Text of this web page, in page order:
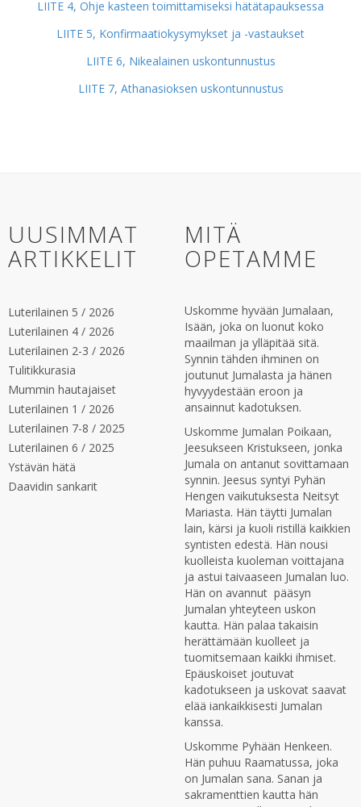
LIITE 4, Ohje kasteen toimittamiseksi hätätapauksessa
LIITE 5, Konfirmaatiokysymykset ja -vastaukset
LIITE 6, Nikealainen uskontunnustus
LIITE 7, Athanasioksen uskontunnustus
UUSIMMAT
ARTIKKELIT
Luterilainen 5 / 2026
Luterilainen 4 / 2026
Luterilainen 2-3 / 2026
Tulitikkurasia
Mummin hautajaiset
Luterilainen 1 / 2026
Luterilainen 7-8 / 2025
Luterilainen 6 / 2025
Ystävän hätä
Daavidin sankarit
MITÄ
OPETAMME
Uskomme hyvään Jumalaan,
Isään, joka on luonut koko
maailman ja ylläpitää sitä.
Synnin tähden ihminen on
joutunut Jumalasta ja hänen
hyvyydestään eroon ja
ansainnut kadotuksen.
Uskomme Jumalan Poikaan,
Jeesukseen Kristukseen, jonka
Jumala on antanut sovittamaan
synnin. Jeesus syntyi Pyhän
Hengen vaikutuksesta Neitsyt
Mariasta. Hän täytti Jumalan
lain, kärsi ja kuoli ristillä kaikkien
syntisten edestä. Hän nousi
kuolleista kuoleman voittajana
ja astui taivaaseen Jumalan luo.
Hän on avannut pääsyn
Jumalan yhteyteen uskon
kautta. Hän palaa takaisin
herättämään kuolleet ja
tuomitsemaan kaikki ihmiset.
Epäuskoiset joutuvat
kadotukseen ja uskovat saavat
elää iankaikkisesti Jumalan
kanssa.
Uskomme Pyhään Henkeen.
Hän puhuu Raamatussa, joka
on Jumalan sana. Sanan ja
sakramenttien kautta hän